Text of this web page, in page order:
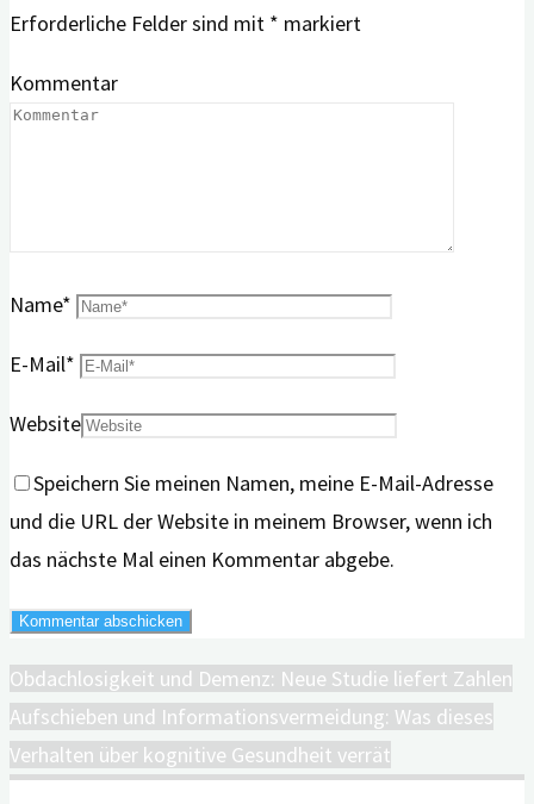
Erforderliche Felder sind mit * markiert
Kommentar
Name*
E-Mail*
Website
Speichern Sie meinen Namen, meine E-Mail-Adresse
und die URL der Website in meinem Browser, wenn ich
das nächste Mal einen Kommentar abgebe.
Obdachlosigkeit und Demenz: Neue Studie liefert Zahlen
Aufschieben und Informationsvermeidung: Was dieses
Verhalten über kognitive Gesundheit verrät